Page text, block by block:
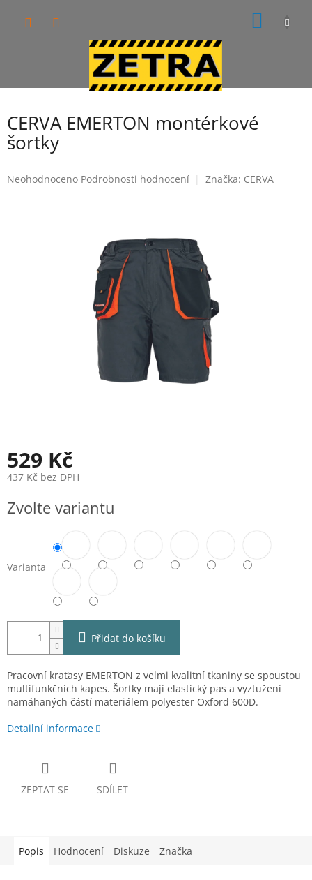
CERVA EMERTON montérkové
šortky
Průměrné
Neohodnoceno Podrobnosti hodnocení Značka: CERVA
529 Kč
437 Kč bez DPH
cena:
Zvolte variantu
Varianta
Přidat do košíku
Pracovní kraťasy EMERTON z velmi kvalitní tkaniny se spoustou
multifunkčních kapes. Šortky mají elastický pas a vyztužení
namáhaných částí materiálem polyester Oxford 600D.
Detailní informace
ZEPTAT SE SDÍLET
Popis Hodnocení Diskuze Značka